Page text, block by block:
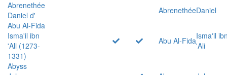
Abrenethée
Daniel d'
AbrenethéeDaniel
Abu Al-Fida
Isma'il ibn
'Ali (1273-
1331)
Abu Al-FidaIsma'il
'Ali
Abyss